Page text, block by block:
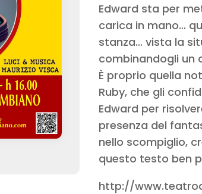
Edward sta per
carica in mano…
stanza… vista la
combinandogli un
È proprio quella
Ruby, che gli
Edward per
presenza del
nello scompiglio,
questo testo ben
http://